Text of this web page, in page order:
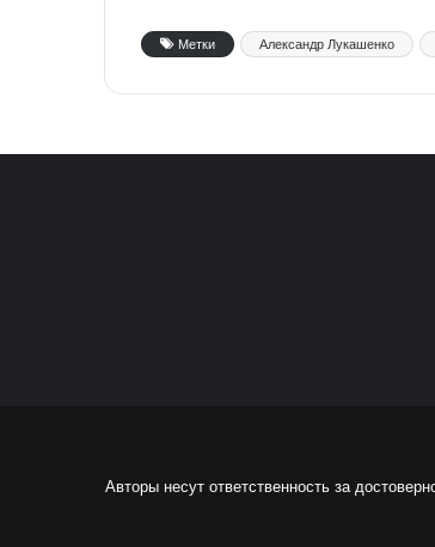
Метки Александр Лукашенко
Авторы несут ответственность за